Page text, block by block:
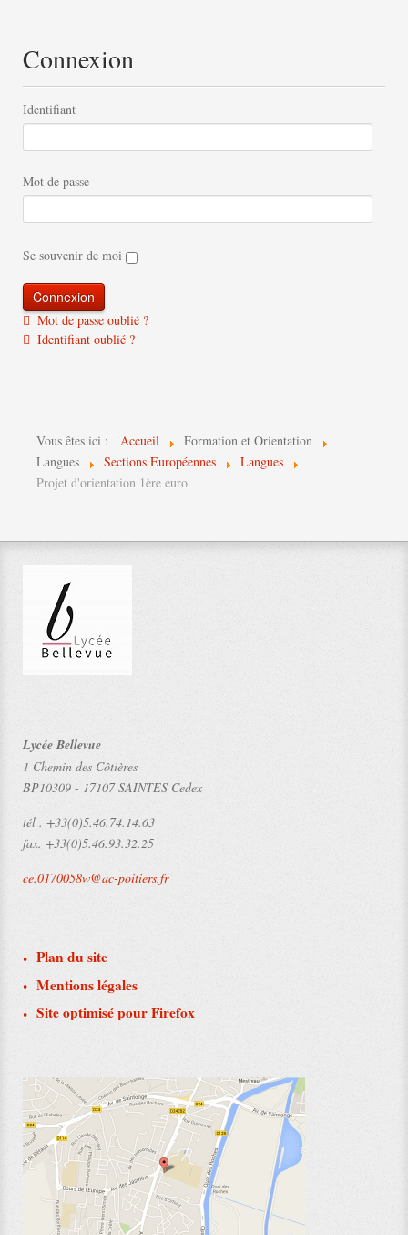
Connexion
Identifiant
Mot de passe
Se souvenir de moi
Mot de passe oublié ?
Identifiant oublié ?
Vous êtes ici : Accueil
Formation et Orientation
Langues
Sections Européennes
Langues
Projet d'orientation 1ère euro
Lycée Bellevue
1 Chemin des Côtières
BP10309 - 17107 SAINTES Cedex
tél . +33(0)5.46.74.14.63
fax. +33(0)5.46.93.32.25
ce.0170058w@ac-poitiers.fr
Plan du site
Mentions légales
Site optimisé pour Firefox